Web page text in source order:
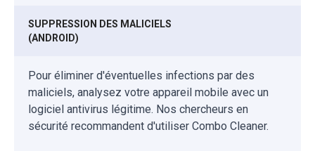
SUPPRESSION DES MALICIELS
(ANDROID)
Pour éliminer d'éventuelles infections par des
maliciels, analysez votre appareil mobile avec un
logiciel antivirus légitime. Nos chercheurs en
sécurité recommandent d'utiliser Combo Cleaner.